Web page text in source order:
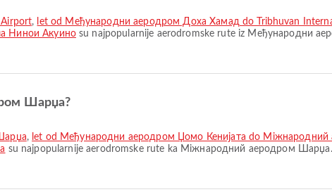
, let od Међународни аеродром Доха Хамад do Tribhuvan
Нинои Акуиноsu najpopularnije aerodromske rute iz Међународни
Шарџа?
, let od Међународни аеродром Џомо Кенијата do
su najpopularnije aerodromske rute ka Міжнародний аеродром